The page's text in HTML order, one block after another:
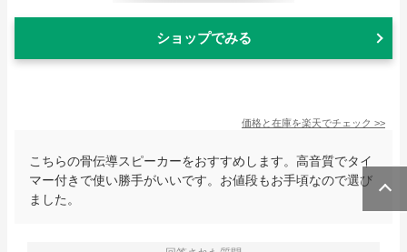
ショップでみる
価格と在庫を楽天でチェック >>
こちらの骨伝導スピーカーをおすすめします。高音質でタイ
マー付きで使い勝手がいいです。お値段もお手頃なので選び
ました。